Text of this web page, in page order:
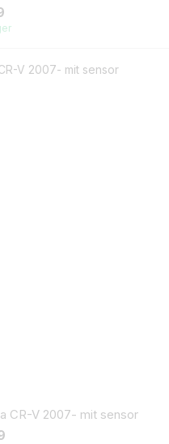
CR-V 2007- mit sensor